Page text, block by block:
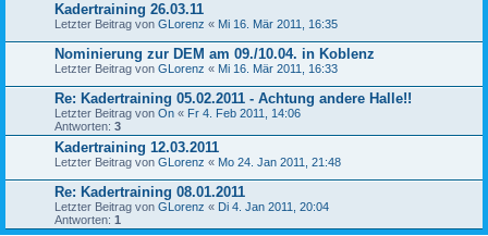
Kadertraining 26.03.11
Letzter Beitrag von GLorenz « Mi 16. Mär 2011, 16:35
Nominierung zur DEM am 09./10.04. in Koblenz
Letzter Beitrag von GLorenz « Mi 16. Mär 2011, 16:33
Re: Kadertraining 05.02.2011 - Achtung andere Halle!!
Letzter Beitrag von On « Fr 4. Feb 2011, 14:06
Antworten: 3
Kadertraining 12.03.2011
Letzter Beitrag von GLorenz « Mo 24. Jan 2011, 21:48
Re: Kadertraining 08.01.2011
Letzter Beitrag von GLorenz « Di 4. Jan 2011, 20:04
Antworten: 1